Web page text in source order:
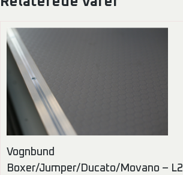
Vognbund
Boxer/Jumper/Ducato/Movano – L2